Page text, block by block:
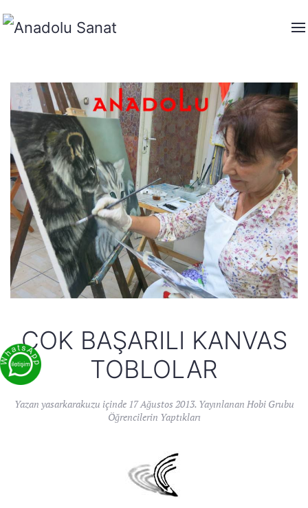
ÇOK BAŞARILI KANVAS
TOBLOLAR
Yazan yasarkarakuzu içinde 17 Ağustos 2013. Yayınlanan Hobi Grubu
Öğrencilerin Yaptıkları